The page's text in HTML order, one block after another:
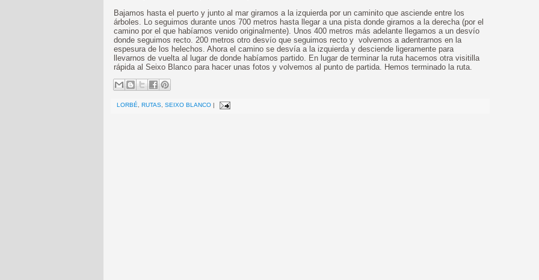
Bajamos hasta el puerto y junto al mar giramos a la izquierda por un caminito que asciende entre los
árboles. Lo seguimos durante unos 700 metros hasta llegar a una pista donde giramos a la derecha (por el
camino por el que habíamos venido originalmente). Unos 400 metros más adelante llegamos a un desvío
donde seguimos recto. 200 metros otro desvío que seguimos recto y volvemos a adentrarnos en la
espesura de los helechos. Ahora el camino se desvía a la izquierda y desciende ligeramente para
llevarnos de vuelta al lugar de donde habíamos partido. En lugar de terminar la ruta hacemos otra visitilla
rápida al Seixo Blanco para hacer unas fotos y volvemos al punto de partida. Hemos terminado la ruta.
LORBÉ RUTAS SEIXO BLANCO |